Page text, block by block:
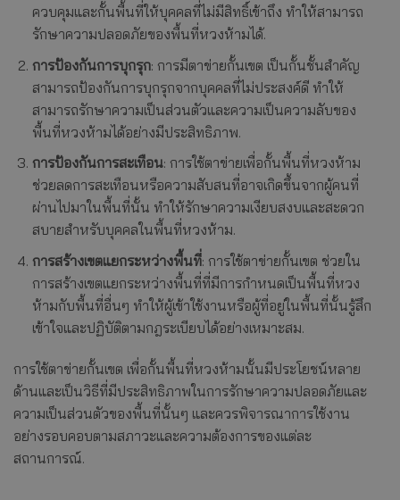
ควบคุมและกั้นพื้นที่ให้บุคคลที่ไม่มีสิทธิ์เข้าถึง ทำให้สามารถ
รักษาความปลอดภัยของพื้นที่หวงห้ามได้.
การป้องกันการบุกรุก: การมีตาข่ายกั้นเขต เป็นกั้นชั้นสำคัญ
สามารถป้องกันการบุกรุกจากบุคคลที่ไม่ประสงค์ดี ทำให้
สามารถรักษาความเป็นส่วนตัวและความเป็นความลับของ
พื้นที่หวงห้ามได้อย่างมีประสิทธิภาพ.
การป้องกันการสะเทือน: การใช้ตาข่ายเพื่อกั้นพื้นที่หวงห้าม
ช่วยลดการสะเทือนหรือความสับสนที่อาจเกิดขึ้นจากผู้คนที่
ผ่านไปมาในพื้นที่นั้น ทำให้รักษาความเงียบสงบและสะดวก
สบายสำหรับบุคคลในพื้นที่หวงห้าม.
การสร้างเขตแยกระหว่างพื้นที่: การใช้ตาข่ายกั้นเขต ช่วยใน
การสร้างเขตแยกระหว่างพื้นที่ที่มีการกำหนดเป็นพื้นที่หวง
ห้ามกับพื้นที่อื่นๆ ทำให้ผู้เข้าใช้งานหรือผู้ที่อยู่ในพื้นที่นั้นรู้สึก
เข้าใจและปฏิบัติตามกฎระเบียบได้อย่างเหมาะสม.
การใช้ตาข่ายกั้นเขต เพื่อกั้นพื้นที่หวงห้ามนั้นมีประโยชน์หลาย
ด้านและเป็นวิธีที่มีประสิทธิภาพในการรักษาความปลอดภัยและ
ความเป็นส่วนตัวของพื้นที่นั้นๆ และควรพิจารณาการใช้งาน
อย่างรอบคอบตามสภาวะและความต้องการของแต่ละ
สถานการณ์.